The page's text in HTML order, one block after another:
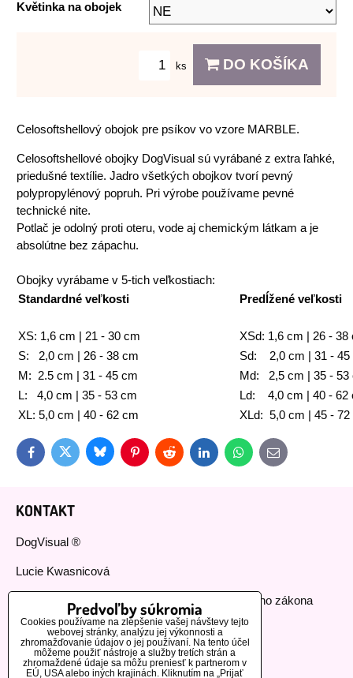
Květinka na obojek
ks DO KOŠÍKA
Celosoftshellový obojok pre psíkov vo vzore MARBLE.
Celosoftshellové obojky DogVisual sú vyrábané z extra ľahké,
priedušné textílie. Jadro všetkých obojkov tvorí pevný
polypropylénový popruh. Pri výrobe používame pevné
technické nite.
Potlač je odolný proti oteru, vode aj chemickým látkam a je
absolútne bez zápachu.
Obojky vyrábame v 5-tich veľkostiach:
Standardné veľkosti
Predĺžené veľkosti
XS: 1,6 cm | 21 - 30 cm
XSd: 1,6 cm | 26 - 38
S: 2,0 cm | 26 - 38 cm
Sd: 2,0 cm | 31 - 45
M: 2.5 cm | 31 - 45 cm
Md: 2,5 cm | 35 - 53
L: 4,0 cm | 35 - 53 cm
Ld: 4,0 cm | 40 - 62
XL: 5,0 cm | 40 - 62 cm
XLd: 5,0 cm | 45 - 72
FacebookTwitter BlueskyPinterestReddit LinkedInWhatsApp
E-
mail
KONTAKT
DogVisual ®
Lucie Kwasnicová
Fyzická osoba podnikajúca podľa živnostenského zákona
IČ: 73112593
GSM:+420 776 440 464
Predvoľby súkromia
Cookies používame na zlepšenie vašej návštevy tejto
webovej stránky, analýzu jej výkonnosti a
zhromažďovanie údajov o jej používaní. Na tento účel
môžeme použiť nástroje a služby tretích strán a
zhromaždené údaje sa môžu preniesť k partnerom v
EÚ, USA alebo iných krajinách. Kliknutím na „Prijať